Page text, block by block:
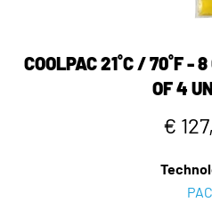
COOLPAC 21˚C / 70˚F -
OF 4
€
PAC